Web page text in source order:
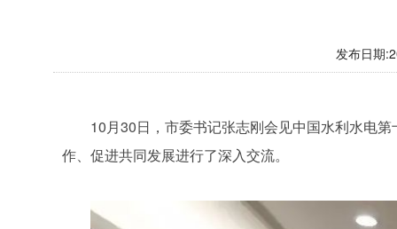
发布日期:
10月30日，市委书记张志刚会见中国水利水电
作、促进共同发展进行了深入交流。